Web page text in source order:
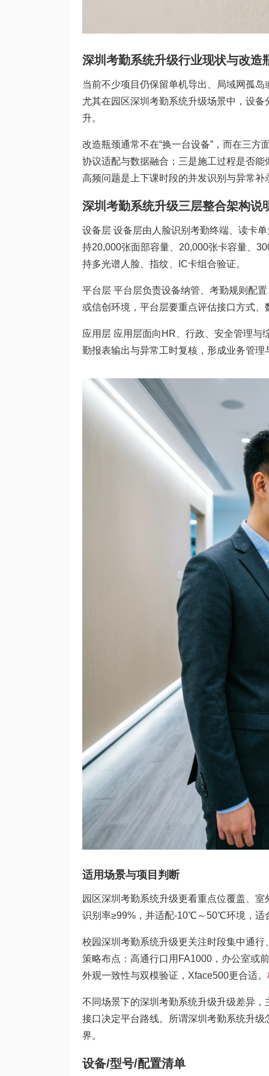
深圳考勤系统升级行业现状与改造
当前不少项目仍保留单机导出、局域网孤
尤其在园区深圳考勤系统升级场景中，设
升。
改造瓶颈通常不在“换一台设备”，而在三
协议适配与数据融合；三是施工过程是否
高频问题是上下课时段的并发识别与异常补
深圳考勤系统升级三层整合架构说
设备层 设备层由人脸识别考勤终端、读卡
持20,000张面部容量、20,000张卡容量、
持多光谱人脸、指纹、IC卡组合验证。
平台层 平台层负责设备纳管、考勤规则配
或信创环境，平台层要重点评估接口方式
应用层 应用层面向HR、行政、安全管理与
勤报表输出与异常工时复核，形成业务管理
适用场景与项目判断
园区深圳考勤系统升级更看重点位覆盖、
识别率≥99%，并适配-10℃～50℃环境，适
校园深圳考勤系统升级更关注时段集中通
策略布点：高通行口用FA1000，办公室或
外观一致性与双模验证，Xface500更合适。
不同场景下的深圳考勤系统升级升级差异
接口决定平台路线。所谓深圳考勤系统升
界。
设备/型号/配置清单